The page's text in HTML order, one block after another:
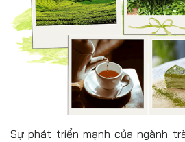
Sự phát triển mạnh của ngành